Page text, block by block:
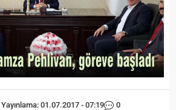
Yayınlama: 01.07.2017 - 07:19 0